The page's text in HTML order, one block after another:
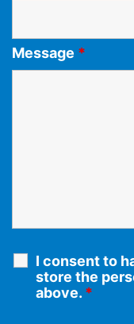
Message *
I consent to
store the
above. *